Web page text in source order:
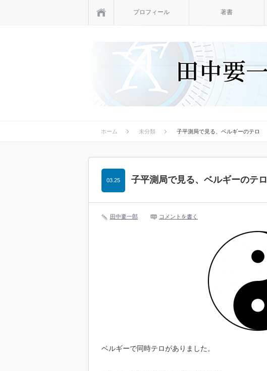
プロフィール 著書
ホーム 未分類 子平測局で見る、ベルギーのテロ
子平測局で見る、ベルギーのテロ
03.25
田中要一郎 コメントを書く
ベルギーで同時テロがありました。